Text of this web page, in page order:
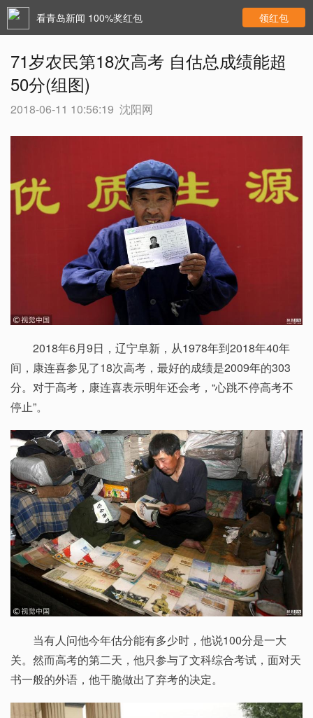
看青岛新闻 100%奖红包 领红包
71岁农民第18次高考 自估总成绩能超
50分(组图)
2018-06-11 10:56:19 沈阳网
2018年6月9日，辽宁阜新，从1978年到2018年40年
间，康连喜参见了18次高考，最好的成绩是2009年的303
分。对于高考，康连喜表示明年还会考，“心跳不停高考不
停止”。
当有人问他今年估分能有多少时，他说100分是一大
关。然而高考的第二天，他只参与了文科综合考试，面对天
书一般的外语，他干脆做出了弃考的决定。